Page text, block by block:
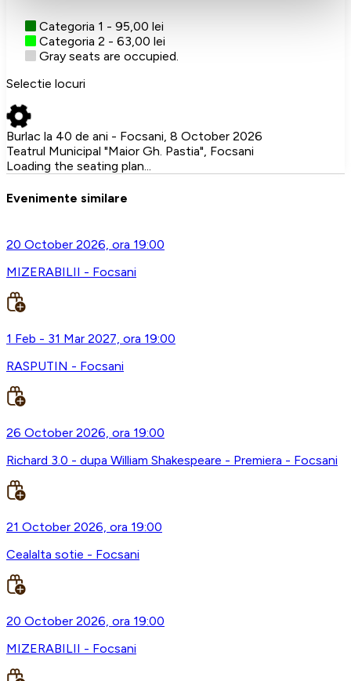
Categoria 1 - 95,00 lei
Categoria 2 - 63,00 lei
Gray seats are occupied.
Selectie locuri
Burlac la 40 de ani - Focsani, 8 October 2026
Teatrul Municipal "Maior Gh. Pastia", Focsani
Loading the seating plan...
Evenimente similare
20 October 2026, ora 19:00
MIZERABILII - Focsani
1 Feb - 31 Mar 2027, ora 19:00
RASPUTIN - Focsani
26 October 2026, ora 19:00
Richard 3.0 - dupa William Shakespeare - Premiera - Focsani
21 October 2026, ora 19:00
Cealalta sotie - Focsani
20 October 2026, ora 19:00
MIZERABILII - Focsani